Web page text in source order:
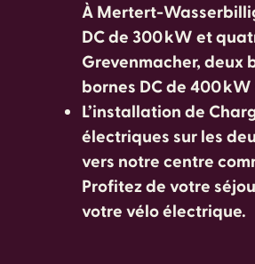
À Mertert-
DC de 300 kW et
Grevenmacher, deux
bornes DC de 400
L’installation de
électriques sur les
vers notre centre
Profitez de votre
votre vélo électrique.